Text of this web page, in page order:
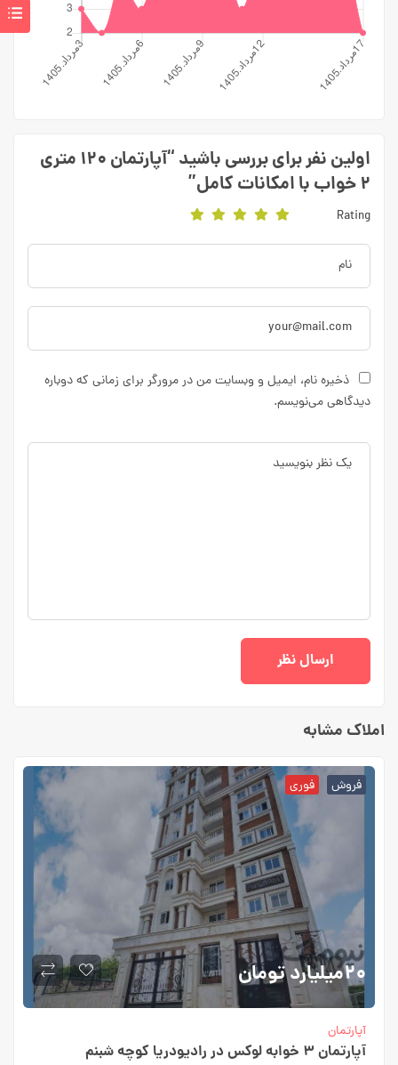
اولین نفر برای بررسی باشید “آپارتمان ۱۲۰ متری
۲ خواب با امکانات کامل”
Rating
ذخیره نام، ایمیل و وبسایت من در مرورگر برای زمانی که دوباره
دیدگاهی می‌نویسم.
املاک مشابه
فروش فوری
۲۰میلیارد تومان
آپارتمان
آپارتمان ۳ خوابه لوکس در رادیودریا کوچه شبنم